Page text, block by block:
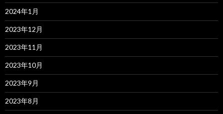
2024年1月
2023年12月
2023年11月
2023年10月
2023年9月
2023年8月